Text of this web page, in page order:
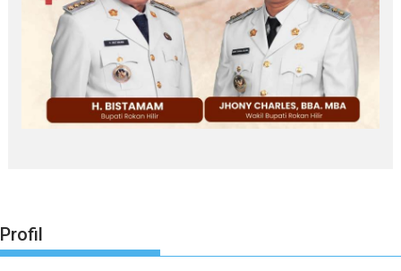
Profil